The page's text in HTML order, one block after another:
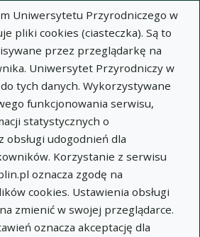
Uniwersytetu Przyrodniczego w
pliki cookies (ciasteczka). Są to
przez przeglądarkę na
Uniwersytet Przyrodniczy w
tych danych. Wykorzystywane
funkcjonowania serwisu,
statystycznych o
obsługi udogodnień dla
Korzystanie z serwisu
oznacza zgodę na
cookies. Ustawienia obsługi
zmienić w swojej przeglądarce.
oznacza akceptację dla
Wyszukaj
Lublinie